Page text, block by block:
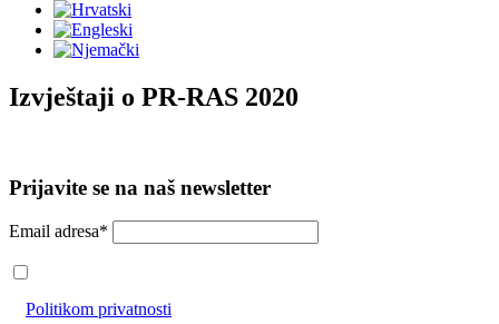
Izvještaji o PR-RAS 2020
Prijavite se na naš newsletter
Email adresa*
Politikom privatnosti